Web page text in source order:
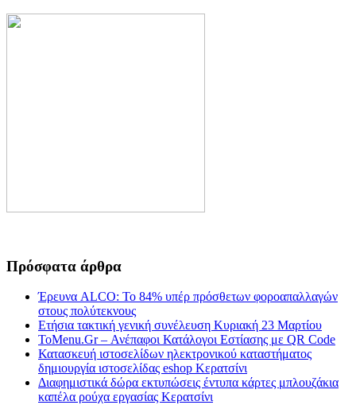
Πρόσφατα άρθρα
Έρευνα ALCO: Το 84% υπέρ πρόσθετων φοροαπαλλαγών
στους πολύτεκνους
Ετήσια τακτική γενική συνέλευση Κυριακή 23 Μαρτίου
ToMenu.Gr – Ανέπαφοι Κατάλογοι Εστίασης με QR Code
Κατασκευή ιστοσελίδων ηλεκτρονικού καταστήματος
δημιουργία ιστοσελίδας eshop Κερατσίνι
Διαφημιστικά δώρα εκτυπώσεις έντυπα κάρτες μπλουζάκια
καπέλα ρούχα εργασίας Κερατσίνι